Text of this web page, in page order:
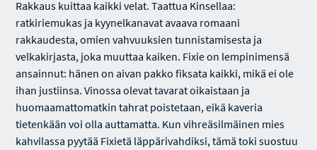
Rakkaus kuittaa kaikki velat. Taattua Kinsellaa:
ratkiriemukas ja kyynelkanavat avaava romaani
rakkaudesta, omien vahvuuksien tunnistamisesta ja
velkakirjasta, joka muuttaa kaiken. Fixie on lempinimensä
ansainnut: hänen on aivan pakko fiksata kaikki, mikä ei ole
ihan justiinsa. Vinossa olevat tavarat oikaistaan ja
huomaamattomatkin tahrat poistetaan, eikä kaveria
tietenkään voi olla auttamatta. Kun vihreäsilmäinen mies
kahvilassa pyytää Fixietä läppärivahdiksi, tämä toki suostuu